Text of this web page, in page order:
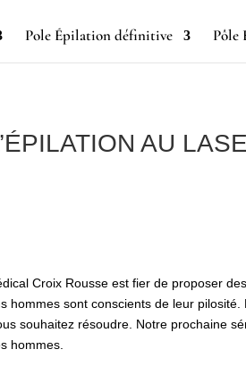
Pole Épilation définitive Pôle
AU
Croix Rousse est fier de proposer
hommes sont conscients de leur pilosité.
souhaitez résoudre. Notre prochaine
hommes.